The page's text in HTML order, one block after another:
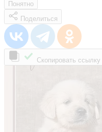
Понятно
Поделиться
Скопировать ссылку